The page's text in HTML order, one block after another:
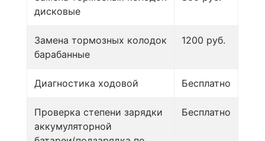
дисковые
Замена тормозных колодок
барабанные
1200 руб.
Диагностика ходовой Бесплатно
Проверка степени зарядки
аккумуляторной
Бесплатно